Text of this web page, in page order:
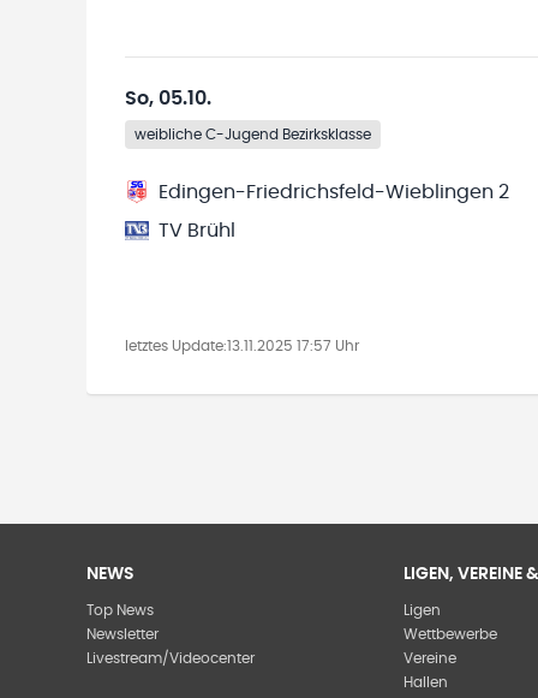
So, 05.10.
weibliche C-Jugend Bezirksklasse
Edingen-Friedrichsfeld-Wieblingen 2
TV Brühl
letztes Update:13.11.2025 17:57 Uhr
NEWS
Top News
Newsletter
Livestream/Videocenter
LIGEN, VEREINE
Ligen
Wettbewerbe
Vereine
Hallen